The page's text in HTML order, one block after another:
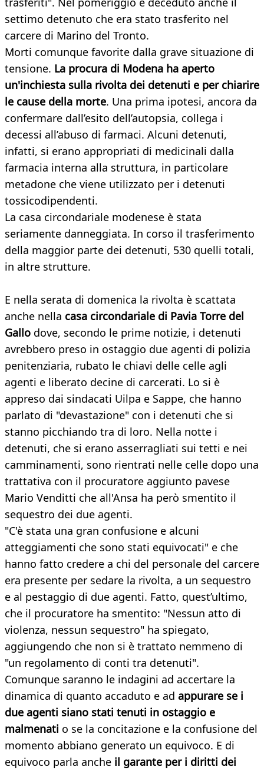
settimo detenuto che era stato trasferito nel
carcere di Marino del Tronto.
Morti comunque favorite dalla grave situazione di
tensione. La procura di Modena ha aperto
un'inchiesta sulla rivolta dei detenuti e per chiarire
le cause della morte. Una prima ipotesi, ancora da
confermare dall’esito dell’autopsia, collega i
decessi all’abuso di farmaci. Alcuni detenuti,
infatti, si erano appropriati di medicinali dalla
farmacia interna alla struttura, in particolare
metadone che viene utilizzato per i detenuti
tossicodipendenti.
La casa circondariale modenese è stata
seriamente danneggiata. In corso il trasferimento
della maggior parte dei detenuti, 530 quelli totali,
in altre strutture.
E nella serata di domenica la rivolta è scattata
anche nella casa circondariale di Pavia Torre del
Gallo dove, secondo le prime notizie, i detenuti
avrebbero preso in ostaggio due agenti di polizia
penitenziaria, rubato le chiavi delle celle agli
agenti e liberato decine di carcerati. Lo si è
appreso dai sindacati Uilpa e Sappe, che hanno
parlato di "devastazione" con i detenuti che si
stanno picchiando tra di loro. Nella notte i
detenuti, che si erano asserragliati sui tetti e nei
camminamenti, sono rientrati nelle celle dopo una
trattativa con il procuratore aggiunto pavese
Mario Venditti che all'Ansa ha però smentito il
sequestro dei due agenti.
"C'è stata una gran confusione e alcuni
atteggiamenti che sono stati equivocati" e che
hanno fatto credere a chi del personale del carcere
era presente per sedare la rivolta, a un sequestro
e al pestaggio di due agenti. Fatto, quest’ultimo,
che il procuratore ha smentito: "Nessun atto di
violenza, nessun sequestro" ha spiegato,
aggiungendo che non si è trattato nemmeno di
"un regolamento di conti tra detenuti".
Comunque saranno le indagini ad accertare la
dinamica di quanto accaduto e ad appurare se i
due agenti siano stati tenuti in ostaggio e
malmenati o se la concitazione e la confusione del
momento abbiano generato un equivoco. E di
equivoco parla anche il garante per i diritti dei